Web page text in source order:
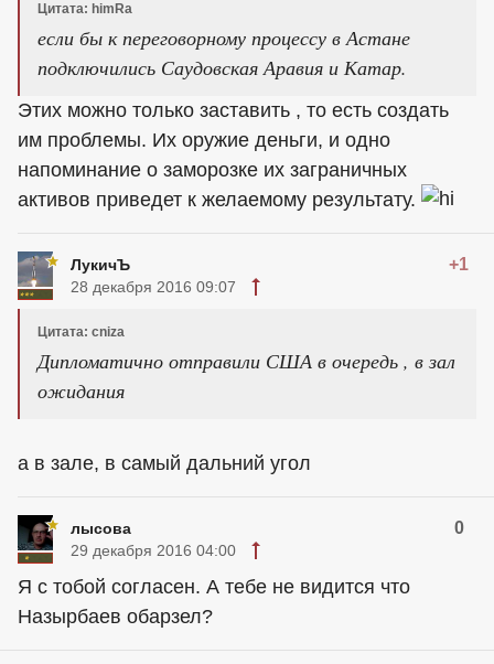
Цитата: himRa
если бы к переговорному процессу в Астане
подключились Саудовская Аравия и Катар.
Этих можно только заставить , то есть создать
им проблемы. Их оружие деньги, и одно
напоминание о заморозке их заграничных
активов приведет к желаемому результату.
ЛукичЪ +1
28 декабря 2016 09:07
Цитата: cniza
Дипломатично отправили США в очередь , в зал
ожидания
а в зале, в самый дальний угол
лысова 0
29 декабря 2016 04:00
Я с тобой согласен. А тебе не видится что
Назырбаев обарзел?